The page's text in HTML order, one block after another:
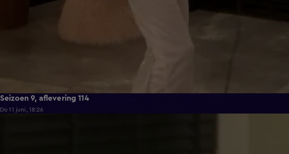
Seizoen 9, aflevering 114
Do 11 juni, 18:26